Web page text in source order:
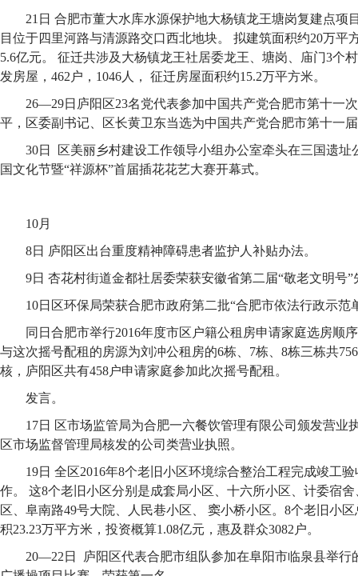
21日 合肥市董大水库水源保护地大杨镇龙王塘岗复建点项
目位于四里河路与清源路交口西北地块。 拟建筑面积约20万平
5.6亿元。 征迁共涉及大杨镇龙王社居委龙王、塘岗、庙门3个
发房屋，462户，1046人， 征迁房屋面积约15.2万平方米。
26—29日庐阳区23名党代表参加中国共产党合肥市第十一
平，区委副书记、区长黄卫东当选为中国共产党合肥市第十一
30日 区美丽乡村建设工作领导小组办公室牵头在三国遗址
国文化节暨“祥源杯”首届插花花艺大赛开幕式。
10月
8日 庐阳区出台重度精神障碍患者监护人补贴办法。
9日 杏花村街道金都社居委荣获安徽省第二届“敬老文明号
10日区环保局荣获合肥市政府第二批“合肥市依法行政示范
同日合肥市举行2016年度市区户籍公租房申请家庭选房顺
与这次摇号配租的房源为刘冲公租房的6栋、7栋、8栋三栋共
核，庐阳区共有458户申请家庭参加此次摇号配租。
发言。
17日 区市场监管局为合肥一六餐饮管理有限公司颁发营业
区市场监督管理局核发的公司类营业执照。
19日 全区2016年8个老旧小区环境综合整治工程完成竣工
作。 这8个老旧小区分别是成套局小区、十六所小区、计委宿
区、阜南路49号大院、人民巷小区、 窦小桥小区。8个老旧小
积23.23万平方米，投资概算1.08亿元，惠及群众3082户。
20—22日 庐阳区代表合肥市组队参加在阜阳市临泉县举行